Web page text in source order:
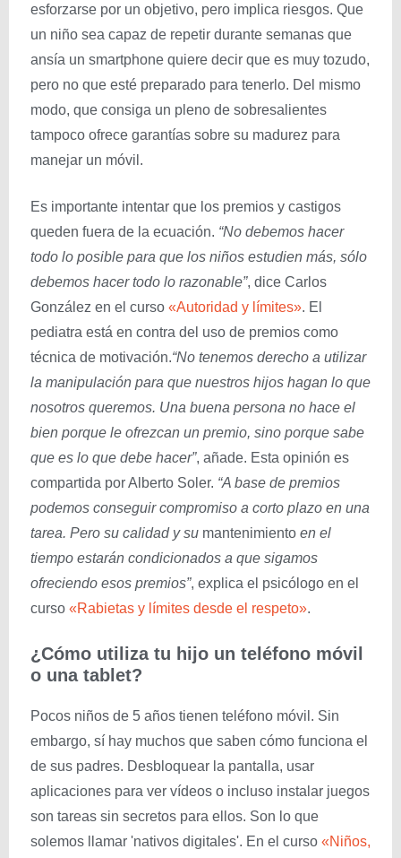
esforzarse por un objetivo, pero implica riesgos. Que
un niño sea capaz de repetir durante semanas que
ansía un smartphone quiere decir que es muy tozudo,
pero no que esté preparado para tenerlo. Del mismo
modo, que consiga un pleno de sobresalientes
tampoco ofrece garantías sobre su madurez para
manejar un móvil.
Es importante intentar que los premios y castigos
queden fuera de la ecuación. “No debemos hacer
todo lo posible para que los niños estudien más, sólo
debemos hacer todo lo razonable”, dice Carlos
González en el curso «Autoridad y límites». El
pediatra está en contra del uso de premios como
técnica de motivación.“No tenemos derecho a utilizar
la manipulación para que nuestros hijos hagan lo que
nosotros queremos. Una buena persona no hace el
bien porque le ofrezcan un premio, sino porque sabe
que es lo que debe hacer”, añade. Esta opinión es
compartida por Alberto Soler. “A base de premios
podemos conseguir compromiso a corto plazo en una
tarea. Pero su calidad y su mantenimiento en el
tiempo estarán condicionados a que sigamos
ofreciendo esos premios”, explica el psicólogo en el
curso «Rabietas y límites desde el respeto».
¿Cómo utiliza tu hijo un teléfono móvil
o una tablet?
Pocos niños de 5 años tienen teléfono móvil. Sin
embargo, sí hay muchos que saben cómo funciona el
de sus padres. Desbloquear la pantalla, usar
aplicaciones para ver vídeos o incluso instalar juegos
son tareas sin secretos para ellos. Son lo que
solemos llamar 'nativos digitales'. En el curso «Niños,